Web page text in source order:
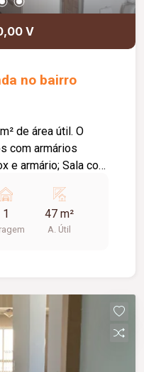
V
no bairro
de área útil. O
com armários
e armário; Sala com
Área de serviço
e gabinete no
de garagem
1 47 m²
A. Útil